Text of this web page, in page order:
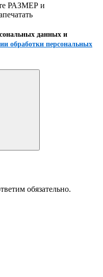
РАЗМЕР и
данных и
обработки персональных
обязательно.